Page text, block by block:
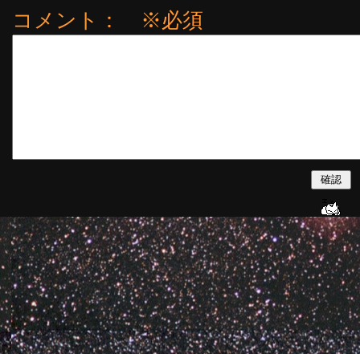
コメント： ※必須